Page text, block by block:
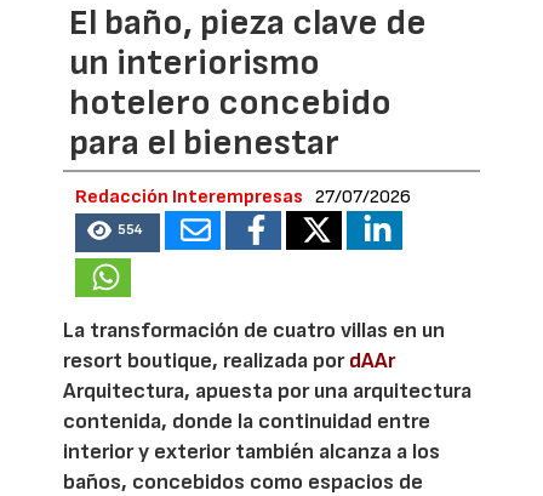
El baño, pieza clave de
un interiorismo
hotelero concebido
para el bienestar
Redacción Interempresas 27/07/2026
554
La transformación de cuatro villas en un
resort boutique, realizada pordAAr
Arquitectura, apuesta por una arquitectura
contenida, donde la continuidad entre
interior y exterior también alcanza a los
baños, concebidos como espacios de